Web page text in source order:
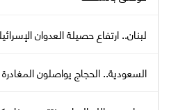
لبنان.. ارتفاع حصيلة العدوان الإسرائيلي إلى
السعودية.. الحجاج يواصلون